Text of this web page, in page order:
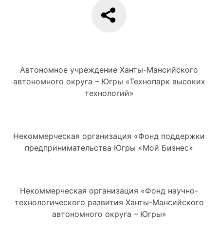
Автономное учреждение Ханты-Мансийского
автономного округа – Югры «Технопарк высоких
технологий»
Некоммерческая организация «Фонд поддержки
предпринимательства Югры «Мой Бизнес»
Некоммерческая организация «Фонд научно-
технологического развития Ханты-Мансийского
автономного округа – Югры»